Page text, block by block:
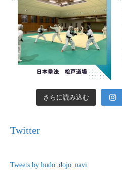
さらに読み込む
Twitter
Tweets by budo_dojo_navi